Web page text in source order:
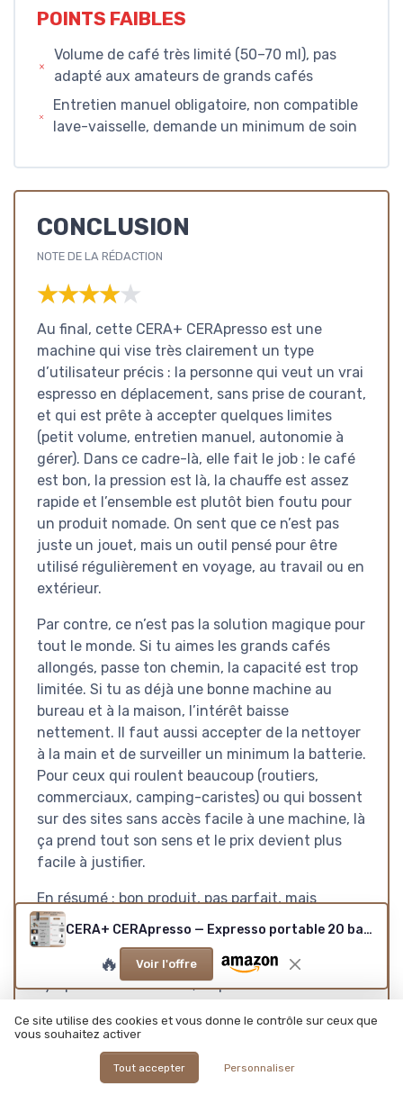
POINTS FAIBLES
Volume de café très limité (50–70 ml), pas
adapté aux amateurs de grands cafés
Entretien manuel obligatoire, non compatible
lave-vaisselle, demande un minimum de soin
CONCLUSION
NOTE DE LA RÉDACTION
★★★★★
★★★★★
Au final, cette CERA+ CERApresso est une
machine qui vise très clairement un type
d’utilisateur précis : la personne qui veut un vrai
espresso en déplacement, sans prise de courant,
et qui est prête à accepter quelques limites
(petit volume, entretien manuel, autonomie à
gérer). Dans ce cadre-là, elle fait le job : le café
est bon, la pression est là, la chauffe est assez
rapide et l’ensemble est plutôt bien foutu pour
un produit nomade. On sent que ce n’est pas
juste un jouet, mais un outil pensé pour être
utilisé régulièrement en voyage, au travail ou en
extérieur.
Par contre, ce n’est pas la solution magique pour
tout le monde. Si tu aimes les grands cafés
allongés, passe ton chemin, la capacité est trop
limitée. Si tu as déjà une bonne machine au
bureau et à la maison, l’intérêt baisse
nettement. Il faut aussi accepter de la nettoyer
à la main et de surveiller un minimum la batterie.
Pour ceux qui roulent beaucoup (routiers,
commerciaux, camping-caristes) ou qui bossent
sur des sites sans accès facile à une machine, là
ça prend tout son sens et le prix devient plus
facile à justifier.
En résumé : bon produit, pas parfait, mais
cohérent. Si tu te reconnais dans le profil «
accro à l’espresso en mobilité », tu risques d’être
content. Si tu cherches juste un gadget café
sympa sans vrai besoin, tu peux économiser ton
simple.
CERA+ CERApresso — Expresso portable 20 bar (5–8 tasses) — Vert
🔥 Voir l'offre
Ce site utilise des cookies et vous donne le contrôle sur ceux que
vous souhaitez activer
Tout accepter Personnaliser